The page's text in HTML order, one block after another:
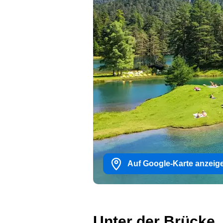
Auf Google-Karte